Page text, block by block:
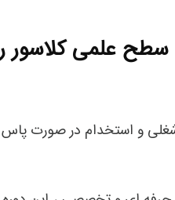
سطح علمی کلاسور
و استخدام در صورت